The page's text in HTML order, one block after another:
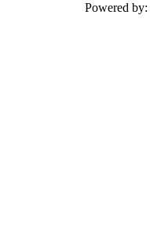
Powered by: